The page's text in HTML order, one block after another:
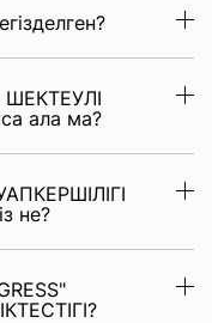
ШЕКТЕУЛІ
ала ма?
не?